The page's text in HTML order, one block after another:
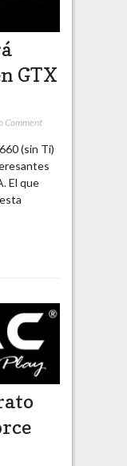
GTX
Comment
(sin Ti)
El que